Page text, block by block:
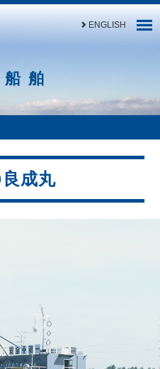
ENGLISH
舶
成丸